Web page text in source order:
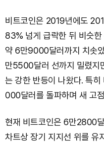
비트코인은 2019년에도
83% 넘게 급락한 뒤 비슷
약 6만9000달러까지 치솟
만5500달러 선까지 밀렸지
는 강한 반등이 나왔다. 특
000달러를 돌파하며 새 고
현재 비트코인은 6만2800
차트상 장기 지지선 위를 유